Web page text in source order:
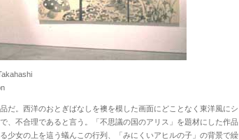
。西洋のおとぎばなしを襖を模した画面にどことなく東洋風にシ
、不合理であると言う。「不思議の国のアリス」を題材にした作品
少女の上を這う蟻んこの行列、「みにくいアヒルの子」の背景で繰